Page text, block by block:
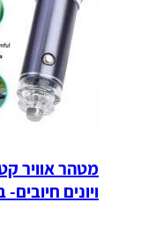
מטהר אוויר
ויונים